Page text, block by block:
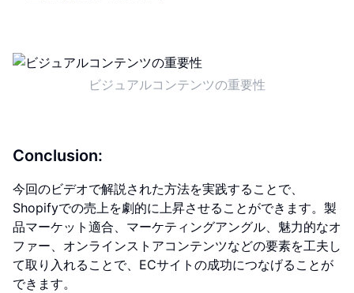
ビジュアルコンテンツの重要性
Conclusion:
今回のビデオで解説された方法を実践することで、
Shopifyでの売上を劇的に上昇させることができます。製
品マーケット適合、マーケティングアングル、魅力的なオ
ファー、オンラインストアコンテンツなどの要素を工夫し
て取り入れることで、ECサイトの成功につなげることが
できます。